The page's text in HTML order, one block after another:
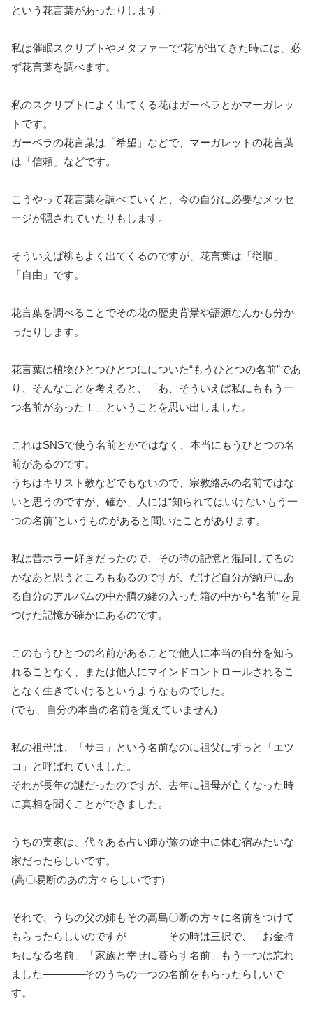
という花言葉があったりします。
私は催眠スクリプトやメタファーで“花”が出てきた時には、必
ず花言葉を調べます。
私のスクリプトによく出てくる花はガーベラとかマーガレッ
トです。
ガーベラの花言葉は「希望」などで、マーガレットの花言葉
は「信頼」などです。
こうやって花言葉を調べていくと、今の自分に必要なメッセ
ージが隠されていたりもします。
そういえば柳もよく出てくるのですが、花言葉は「従順」
「自由」です。
花言葉を調べることでその花の歴史背景や語源なんかも分か
ったりします。
花言葉は植物ひとつひとつにについた“もうひとつの名前”であ
り、そんなことを考えると、「あ、そういえば私にももう一
つ名前があった！」ということを思い出しました。
これはSNSで使う名前とかではなく、本当にもうひとつの名
前があるのです。
うちはキリスト教などでもないので、宗教絡みの名前ではな
いと思うのですが、確か、人には“知られてはいけないもう一
つの名前”というものがあると聞いたことがあります。
私は昔ホラー好きだったので、その時の記憶と混同してるの
かなあと思うところもあるのですが、だけど自分が納戸にあ
る自分のアルバムの中か臍の緒の入った箱の中から“名前”を見
つけた記憶が確かにあるのです。
このもうひとつの名前があることで他人に本当の自分を知ら
れることなく、または他人にマインドコントロールされるこ
となく生きていけるというようなものでした。
(でも、自分の本当の名前を覚えていません)
私の祖母は、「サヨ」という名前なのに祖父にずっと「エツ
コ」と呼ばれていました。
それが長年の謎だったのですが、去年に祖母が亡くなった時
に真相を聞くことができました。
うちの実家は、代々ある占い師が旅の途中に休む宿みたいな
家だったらしいです。
(高〇易断のあの方々らしいです)
それで、うちの父の姉もその高島〇断の方々に名前をつけて
もらったらしいのですが――――その時は三択で、「お金持
ちになる名前」「家族と幸せに暮らす名前」もう一つは忘れ
ました――――そのうちの一つの名前をもらったらしいで
す。